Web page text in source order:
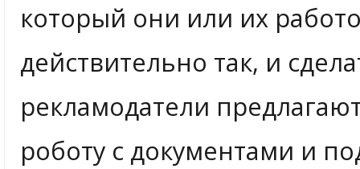
который они или их
действительно так, и
рекламодатели
роботу с документами и